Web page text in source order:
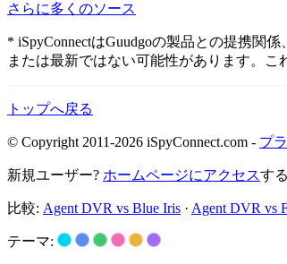
さらに多くのソース
* iSpyConnectはGuudgoの製品との提携関
または最新ではない可能性があります。
トップへ戻る
© Copyright 2011-2026 iSpyConnect.com - プ
新規ユーザー? ホームページにアクセスす
比較: Agent DVR vs Blue Iris · Agent DVR vs
テーマ: